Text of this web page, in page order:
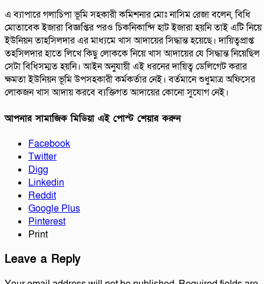
এ ব্যাপারে গলাচিপা ভূমি সহকারী কমিশনার মোঃ নাসিম রেজা বলেন, বিধি
মোতাবেক ইজারা বিজ্ঞপ্তির পরও চিকনিকান্দি হাট ইজারা হয়নি তাই এটি নিয়ে
ইউনিয়ন তাহসিলদার এর মাধ্যমে খাস আদায়ের সিদ্ধান্ত হয়েছে। দায়িত্বপ্রাপ্ত
তহসিলদার হাতে লিখে কিছু লোককে নিয়ে খাস আদায়ের যে সিদ্ধান্ত নিয়েছিল
সেটা বিধিসম্মত হয়নি। আইন অনুযায়ী এই ধরনের দায়িত্ব ডেলিগেট করার
ক্ষমতা ইউনিয়ন ভূমি উপসহকারী কর্মকর্তার নেই। বর্তমানে শুধুমাত্র অফিসের
লোকজন খাস আদায় করবে ব্যক্তিগত আদায়ের কোনো সুযোগ নেই।
আপনার সামাজিক মিডিয়া এই পোস্ট শেয়ার করুন
Facebook
Twitter
Digg
Linkedin
Reddit
Google Plus
Pinterest
Print
Leave a Reply